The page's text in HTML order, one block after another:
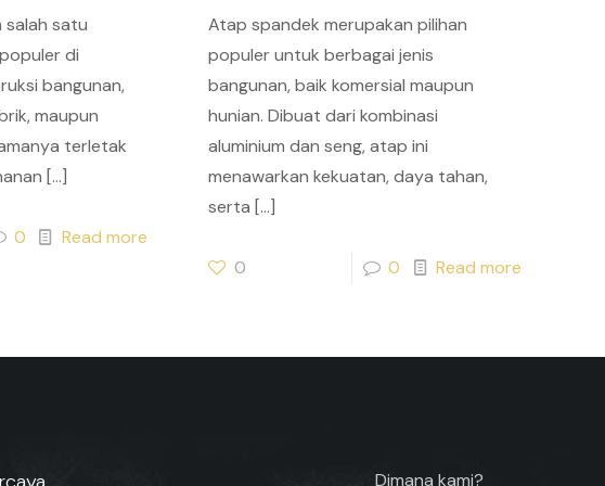
salah satu
di
bangunan,
maupun
terletak
[…]
0 Read more
Atap spandek merupakan pilihan
populer untuk berbagai jenis
bangunan, baik komersial maupun
hunian. Dibuat dari kombinasi
aluminium dan seng, atap ini
menawarkan kekuatan, daya tahan,
serta […]
0 0 Read more
Dimana kami?